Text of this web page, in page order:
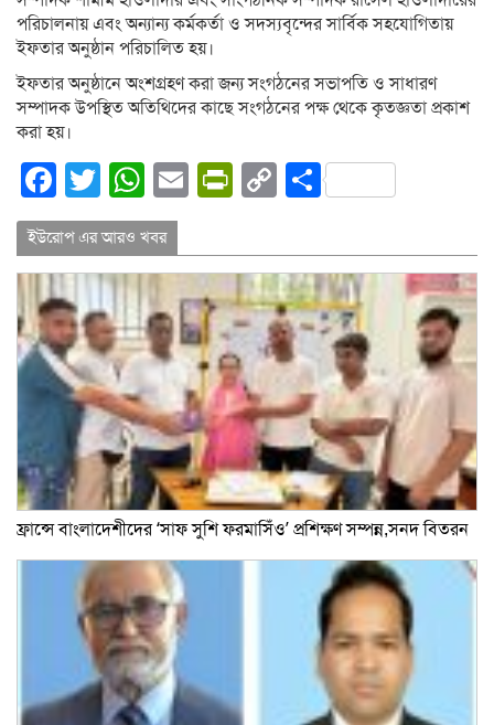
পরিচালনায় এবং অন্যান্য কর্মকর্তা ও সদস্যবৃন্দের সার্বিক সহযোগিতায়
ইফতার অনুষ্ঠান পরিচালিত হয়।
ইফতার অনুষ্ঠানে অংশগ্রহণ করা জন্য সংগঠনের সভাপতি ও সাধারণ
সম্পাদক উপস্থিত অতিথিদের কাছে সংগঠনের পক্ষ থেকে কৃতজ্ঞতা প্রকাশ
করা হয়।
Facebook
Twitter
WhatsApp
EmailPrintFriendly
CopyShare
ইউরোপ এর আরও খবর
ফ্রান্সে বাংলাদেশীদের ‘সাফ সুশি ফরমাসিঁও’ প্রশিক্ষণ সম্পন্ন,সনদ বিতরন